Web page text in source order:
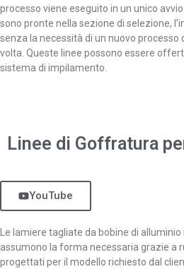
processo viene eseguito in un unico
sono pronte nella sezione di selezione,
senza la necessità di un nuovo processo
volta. Queste linee possono essere
sistema di impilamento.
Linee di Goffratura
YouTube
Le lamiere tagliate da bobine di
assumono la forma necessaria grazie a
progettati per il modello richiesto dal